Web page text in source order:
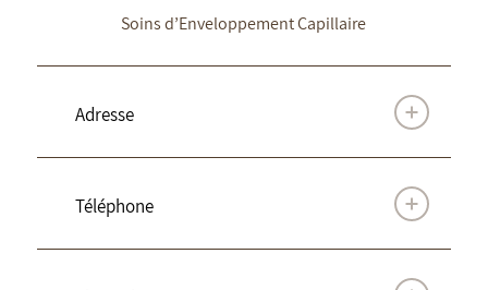
Soins d’Enveloppement Capillaire
Adresse
Téléphone